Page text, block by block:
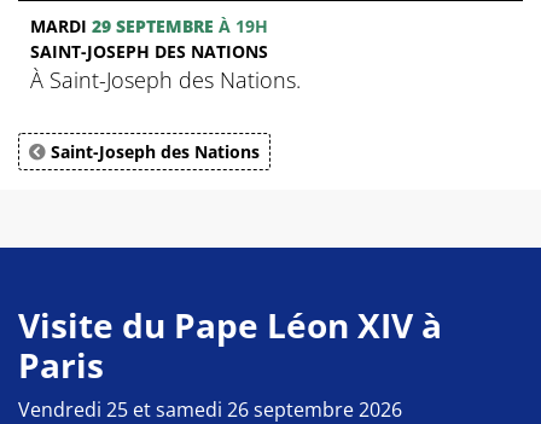
MARDI 29 SEPTEMBRE À 19H
SAINT-JOSEPH DES NATIONS
À Saint-Joseph des Nations.
Saint-Joseph des Nations
Visite du Pape Léon XIV à
Paris
Vendredi 25 et samedi 26 septembre 2026